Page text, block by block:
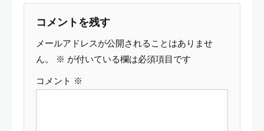
ビ
ゲ
ー
シ
コメントを残す
メールアドレスが公開されることはありませ
ん。
※ が付いている欄は必須項目です
コメント ※